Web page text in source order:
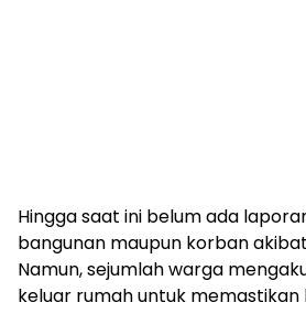
Hingga saat ini belum ada
bangunan maupun korban
Namun, sejumlah warga
keluar rumah untuk memastikan